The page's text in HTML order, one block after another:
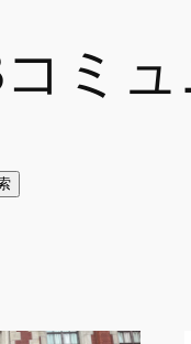
ミ